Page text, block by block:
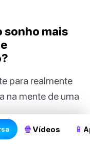
sonho mais
para realmente
na mente de uma
🍿 Vídeos 📱